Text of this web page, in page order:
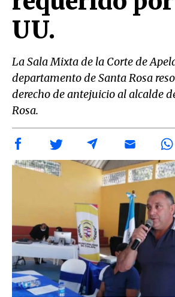
UU.
La Sala Mixta de la Corte de
departamento de Santa Rosa
derecho de antejuicio al alcalde
Rosa.